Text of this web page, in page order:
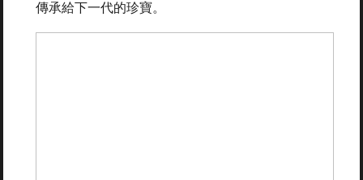
傳承給下一代的珍寶。